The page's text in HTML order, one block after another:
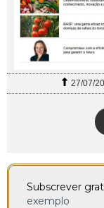
27/07/
Subscrever
exemplo